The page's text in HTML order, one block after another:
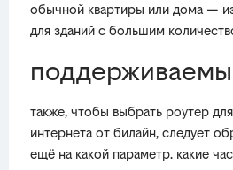
обычной квартиры или дома —
для зданий с большим
также, чтобы выбрать роутер
интернета от билайн, следует
ещё на какой параметр. какие